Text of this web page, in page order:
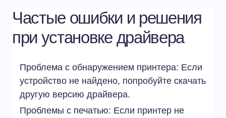
Частые ошибки и решения
при установке драйвера
Проблема с обнаружением принтера: Если
устройство не найдено, попробуйте скачать
другую версию драйвера.
Проблемы с печатью: Если принтер не